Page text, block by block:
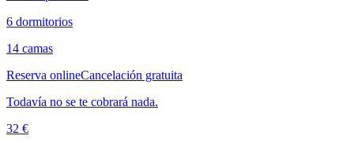
6 dormitorios
14 camas
Reserva onlineCancelación gratuita
Todavía no se te cobrará nada.
32 €